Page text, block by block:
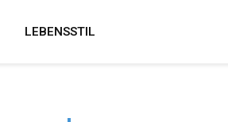
LEBENSSTIL